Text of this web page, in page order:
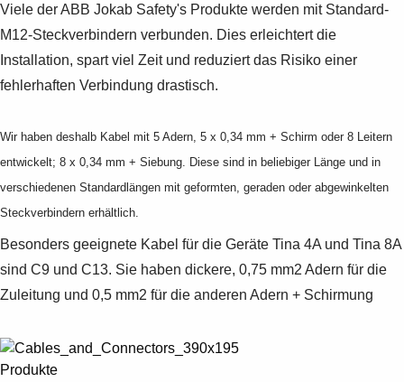
Über uns
Where to buy
Contact us
Viele der ABB Jokab Safety's Produkte werden mit Standard-
M12-Steckverbindern verbunden. Dies erleichtert die
Installation, spart viel Zeit und reduziert das Risiko einer
fehlerhaften Verbindung drastisch.
Wir haben deshalb Kabel mit 5 Adern, 5 x 0,34 mm + Schirm oder 8 Leitern
entwickelt; 8 x 0,34 mm + Siebung. Diese sind in beliebiger Länge und in
verschiedenen Standardlängen mit geformten, geraden oder abgewinkelten
Steckverbindern erhältlich.
Besonders geeignete Kabel für die Geräte Tina 4A und Tina 8A
sind C9 und C13. Sie haben dickere, 0,75 mm2 Adern für die
Zuleitung und 0,5 mm2 für die anderen Adern + Schirmung
Produkte